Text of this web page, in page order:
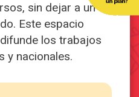
sin dejar a un
Este espacio
los trabajos
y nacionales.